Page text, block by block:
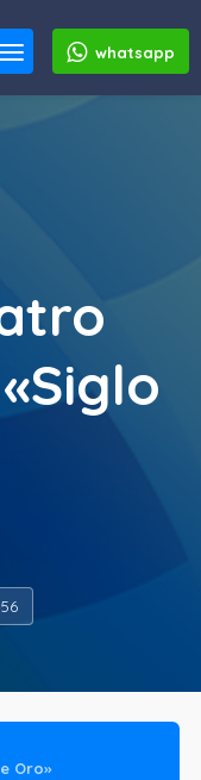
whatsapp
Oro»